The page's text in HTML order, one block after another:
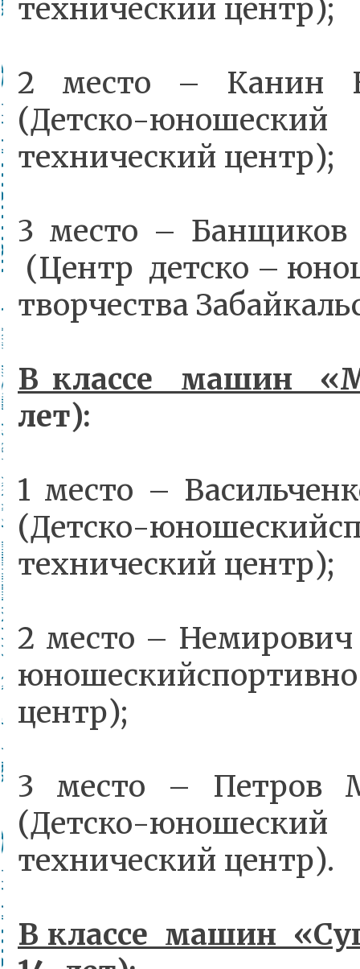
технический центр);
2 место – Канин
(Детско-
технический центр);
3 место –
(Центр детско –
творчества
В классе машин
лет):
1 место –
(Детско-
технический центр);
2 место –
центр);
3 место – Петров
(Детско-
технический центр).
В классе машин